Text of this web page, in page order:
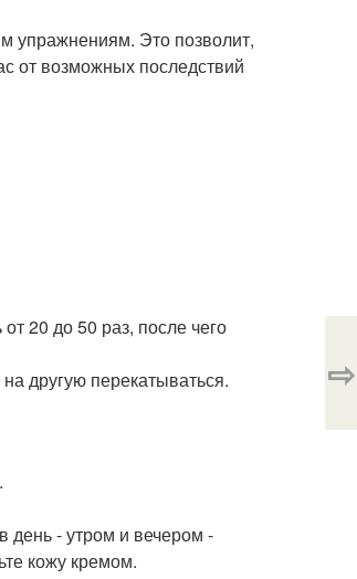
упражнениям. Это позволит,
от возможных последствий
20 до 50 раз, после чего
другую перекатываться.
день - утром и вечером -
кожу кремом.
⇨